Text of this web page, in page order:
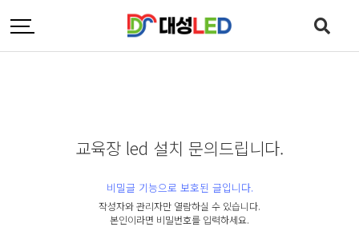
교육장 led 설치 문의드립니다.
비밀글 기능으로 보호된 글입니다.
작성자와 관리자만 열람하실 수 있습니다.
본인이라면 비밀번호를 입력하세요.